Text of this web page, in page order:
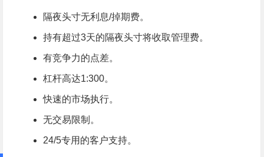
隔夜头寸无利息/掉期费。
持有超过3天的隔夜头寸将收取管理费。
有竞争力的点差。
杠杆高达1:300。
快速的市场执行。
无交易限制。
24/5专用的客户支持。